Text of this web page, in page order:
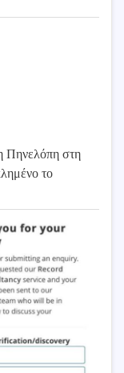
Πηνελόπη στη
το